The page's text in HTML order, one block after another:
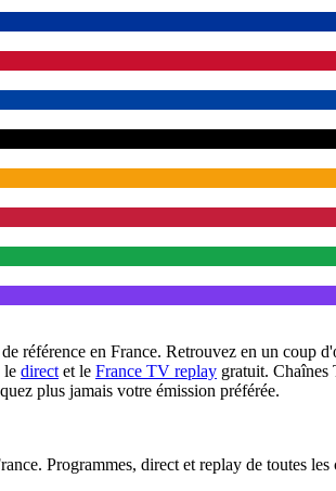
référence en France. Retrouvez en un coup
le direct et le France TV replay gratuit.
plus jamais votre émission préférée.
Programmes, direct et replay de toutes les